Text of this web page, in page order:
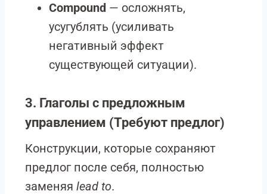
Compound — осложнять,
усугублять (усиливать
негативный эффект
существующей ситуации).
3. Глаголы с предложным
управлением (Требуют предлог)
Конструкции, которые сохраняют
предлог после себя, полностью
заменяя lead to.